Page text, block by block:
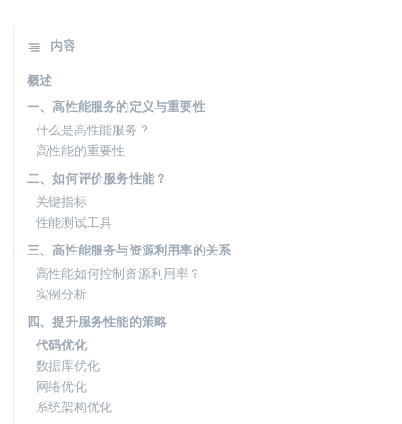
内容
概述
一、高性能服务的定义与重要性
什么是高性能服务？
高性能的重要性
二、如何评价服务性能？
关键指标
性能测试工具
三、高性能服务与资源利用率的关系
高性能如何控制资源利用率？
实例分析
四、提升服务性能的策略
代码优化
数据库优化
网络优化
系统架构优化